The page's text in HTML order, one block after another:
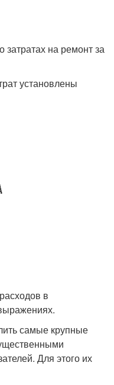
на ремонт за
установлены
в
самые крупные
Для этого их